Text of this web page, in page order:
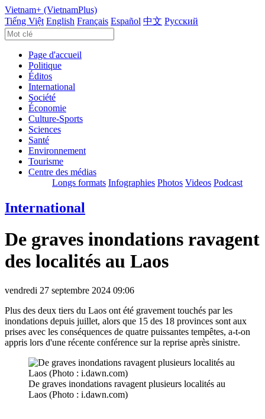
Vietnam+ (VietnamPlus)
Tiếng Việt English Français Español 中文 Русский
Page d'accueil
Politique
Éditos
International
Société
Économie
Culture-Sports
Sciences
Santé
Environnement
Tourisme
Centre des médias
Longs formats Infographies Photos Videos Podcast
International
De graves inondations ravagent
des localités au Laos
vendredi 27 septembre 2024 09:06
Plus des deux tiers du Laos ont été gravement touchés par les
inondations depuis juillet, alors que 15 des 18 provinces sont aux
prises avec les conséquences de quatre puissantes tempêtes, a-t-on
appris lors d'une récente conférence sur la reprise après sinistre.
De graves inondations ravagent plusieurs localités au
Laos (Photo : i.dawn.com)